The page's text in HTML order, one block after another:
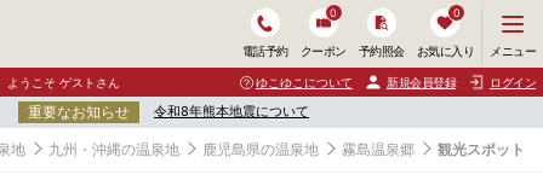
電話予約 クーポン
0
予約照会 お気に入り
0
ニ
ュ
ー
開
く
メニュー
ようこそ ゲストさん ゆこゆこについて 新規会員登録 ログイン
重要なお知らせ 令和8年熊本地震について
地 九州・沖縄の温泉地 鹿児島県の温泉地 霧島温泉郷 観光スポット